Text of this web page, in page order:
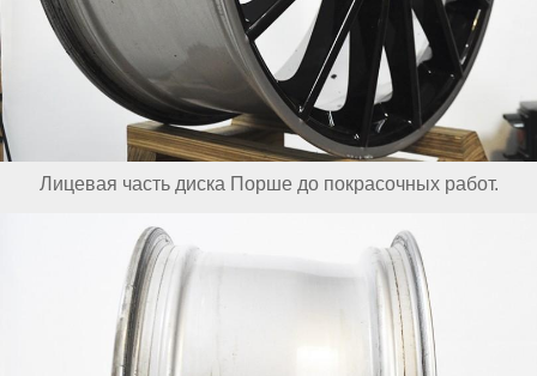
Лицевая часть диска Порше до покрасочных работ.